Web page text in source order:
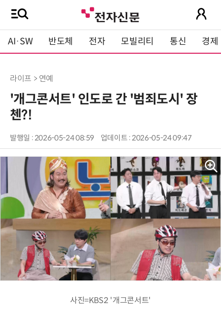
AI·SW 반도체 전자 모빌리티 통신 경제
라이프 > 연예
'개그콘서트' 인도로 간 '범죄도시' 장
첸?!
발행일 : 2026-05-24 08:59 업데이트 : 2026-05-24 09:47
사진=KBS2 '개그콘서트'